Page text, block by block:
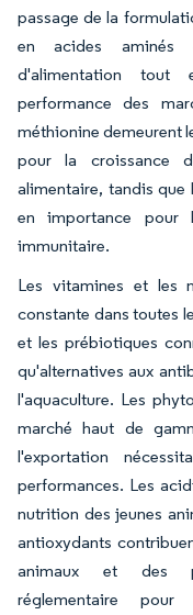
passage de la
en acides aminés
d'alimentation tout
performance des
méthionine demeurent
pour la croissance
alimentaire, tandis
en importance
immunitaire.
Les vitamines et les
constante dans toutes
et les prébiotiques
qu'alternatives aux
l'aquaculture. Les
marché haut de
l'exportation
performances. Les
nutrition des jeunes
antioxydants
animaux et des
réglementaire